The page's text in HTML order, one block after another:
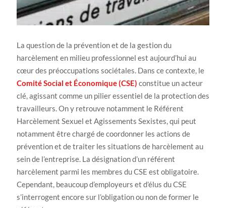
La question de la prévention et de la gestion du
harcèlement en milieu professionnel est aujourd’hui au
cœur des préoccupations sociétales. Dans ce contexte, le
Comité Social et Économique (CSE) constitue un acteur
clé, agissant comme un pilier essentiel de la protection des
travailleurs. On y retrouve notamment le Référent
Harcèlement Sexuel et Agissements Sexistes, qui peut
notamment être chargé de coordonner les actions de
prévention et de traiter les situations de harcèlement au
sein de l’entreprise. La désignation d’un référent
harcèlement parmi les membres du CSE est obligatoire.
Cependant, beaucoup d’employeurs et d’élus du CSE
s’interrogent encore sur l’obligation ou non de former le